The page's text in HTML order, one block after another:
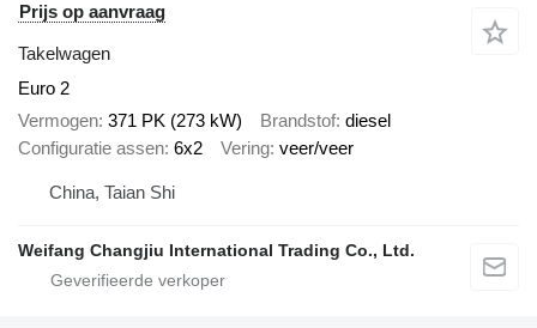
Prijs op aanvraag
Takelwagen
Euro 2
Vermogen 371 PK (273 kW) Brandstof diesel
Configuratie assen 6x2 Vering veer/veer
China, Taian Shi
Weifang Changjiu International Trading Co., Ltd.